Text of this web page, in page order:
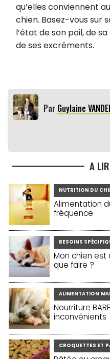
qu’elles conviennent
chien. Basez-vous sur
l’état de son poil, de
de ses excréments.
Par Guylaine
A
NUTRITION DU
Alimentation
fréquence
BESOINS
Mon chien est
que faire ?
ALIMENTATION
Nourriture
inconvénients
CROQUETTES ET